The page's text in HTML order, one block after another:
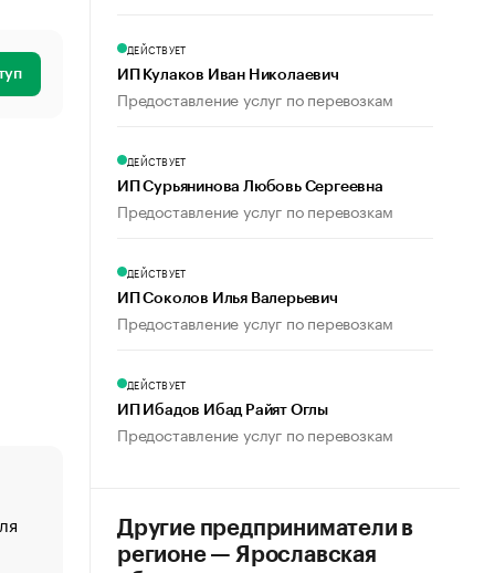
«От спорта тело стареет иначе». Как живет глава
создавшей GTA
ДЕЙСТВУЕТ
ИП Кулаков Иван Николаевич
Предоставление услуг по перевозкам
ДЕЙСТВУЕТ
ИП Сурьянинова Любовь Сергеевна
Предоставление услуг по перевозкам
ДЕЙСТВУЕТ
ИП Соколов Илья Валерьевич
Предоставление услуг по перевозкам
ДЕЙСТВУЕТ
ИП Ибадов Ибад Райят Оглы
Предоставление услуг по перевозкам
Другие предприниматели в
регионе — Ярославская